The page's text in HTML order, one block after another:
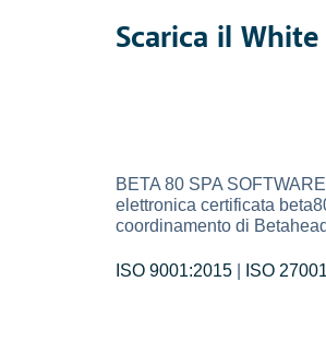
Scarica il
BETA 80 SPA
elettronica certificata
coordinamento di
ISO 9001:2015| ISO